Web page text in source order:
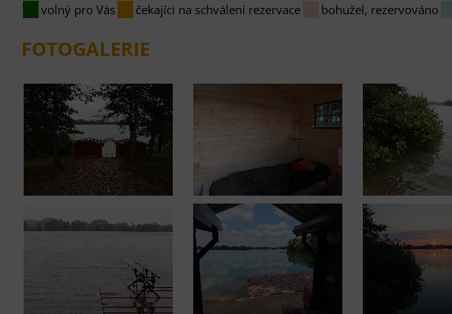
volný pro Vás
čekajíci na schválení rezervace bohužel, rezervováno
FOTOGALERIE